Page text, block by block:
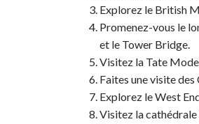
Explorez le British
Promenez-vous le
et le Tower Bridge.
Visitez la Tate
Faites une visite
Explorez le West
Visitez la